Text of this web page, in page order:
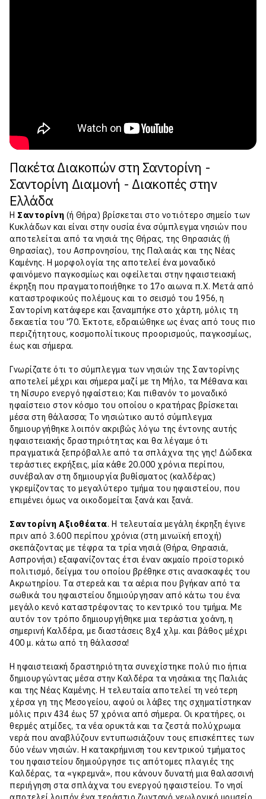
Πακέτα Διακοπών στη Σαντορίνη -
Σαντορίνη Διαμονή - Διακοπές στην
Ελλάδα
Η Σαντορίνη (ή Θήρα) βρίσκεται στο νοτιότερο σημείο των
Κυκλάδων και είναι στην ουσία ένα σύμπλεγμα νησιών που
αποτελείται από τα νησιά της Θήρας, της Θηρασιάς (ή
Θηρασίας), του Ασπρονησίου, της Παλαιάς και της Νέας
Καμένης. Η μορφολογία της αποτελεί ένα μοναδικό
φαινόμενο παγκοσμίως και οφείλεται στην ηφαιστειακή
έκρηξη που πραγματοποιήθηκε το 17ο αιωνα π.Χ. Μετά από
καταστροφικούς πολέμους και το σεισμό του 1956, η
Σαντορίνη κατάφερε και ξαναμπήκε στο χάρτη, μόλις τη
δεκαετία του '70. Έκτοτε, εδραιώθηκε ως ένας από τους πιο
περιζήτητους, κοσμοπολίτικους προορισμούς, παγκοσμίως,
έως και σήμερα.
Γνωρίζατε ότι το σύμπλεγμα των νησιών της Σαντορίνης
αποτελεί μέχρι και σήμερα μαζί με τη Μήλο, τα Μέθανα και
τη Νίσυρο ενεργό ηφαίστειο; Και πιθανόν το μοναδικό
ηφαίστειο στον κόσμο του οποίου ο κρατήρας βρίσκεται
μέσα στη θάλασσα; Το νησιώτικο αυτό σύμπλεγμα
δημιουργήθηκε λοιπόν ακριβώς λόγω της έντονης αυτής
ηφαιστειακής δραστηριότητας και θα λέγαμε ότι
πραγματικά ξεπρόβαλλε από τα σπλάχνα της γης! Δώδεκα
τεράστιες εκρήξεις, μία κάθε 20.000 χρόνια περίπου,
συνέβαλαν στη δημιουργία βυθίσματος (καλδέρας)
γκρεμίζοντας το μεγαλύτερο τμήμα του ηφαιστείου, που
επιμένει όμως να οικοδομείται ξανά και ξανά.
Σαντορίνη Αξιοθέατα. Η τελευταία μεγάλη έκρηξη έγινε
πριν από 3.600 περίπου χρόνια (στη μινωϊκή εποχή)
σκεπάζοντας με τέφρα τα τρία νησιά (Θήρα, Θηρασιά,
Ασπρονήσι) εξαφανίζοντας έτσι έναν ακμαίο προϊστoρικό
πολιτισμό, δείγμα του οποίου βρέθηκε στις ανασκαφές του
Ακρωτηρίου. Τα στερεά και τα αέρια που βγήκαν από τα
σωθικά του ηφαιστείου δημιούργησαν από κάτω του ένα
μεγάλο κενό καταστρέφοντας το κεντρικό του τμήμα. Με
αυτόν τον τρόπο δημιουργήθηκε μια τεράστια χοάνη, η
σημερινή Καλδέρα, με διαστάσεις 8χ4 χλμ. και βάθος μέχρι
400 μ. κάτω από τη θάλασσα!
Η ηφαιστειακή δραστηριότητα συνεχίστηκε πολύ πιο ήπια
δημιουργώντας μέσα στην Καλδέρα τα νησάκια της Παλιάς
και της Νέας Καμένης. Η τελευταία αποτελεί τη νεότερη
χέρσα γη της Μεσογείου, αφού οι λάβες της σχηματίστηκαν
μόλις πριν 434 έως 57 χρόνια από σήμερα. Οι κρατήρες, οι
θερμές ατμίδες, τα νέα ορυκτά και τα ζεστά πολύχρωμα
νερά που αναβλύζουν εντυπωσιάζουν τους επισκέπτες των
δύο νέων νησιών. Η κατακρήμνιση του κεντρικού τμήματος
του ηφαιστείου δημιούργησε τις απότομες πλαγιές της
Καλδέρας, τα «γκρεμνά», που κάνουν δυνατή μια θαλασσινή
περιήγηση στα σπλάχνα του ενεργού ηφαιστείου. Το νησί